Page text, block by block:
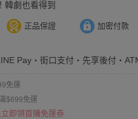
韓劇也看得到
正品保證 加密付款
Pay・街口支付・先享後付・
免運
滿$699免運
即領首購免運券